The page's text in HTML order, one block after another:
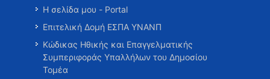
Η σελίδα μου - Portal
Επιτελική Δομή ΕΣΠΑ ΥΝΑΝΠ
Κώδικας Ηθικής και Επαγγελματικής
Συμπεριφοράς Υπαλλήλων του Δημοσίου
Τομέα